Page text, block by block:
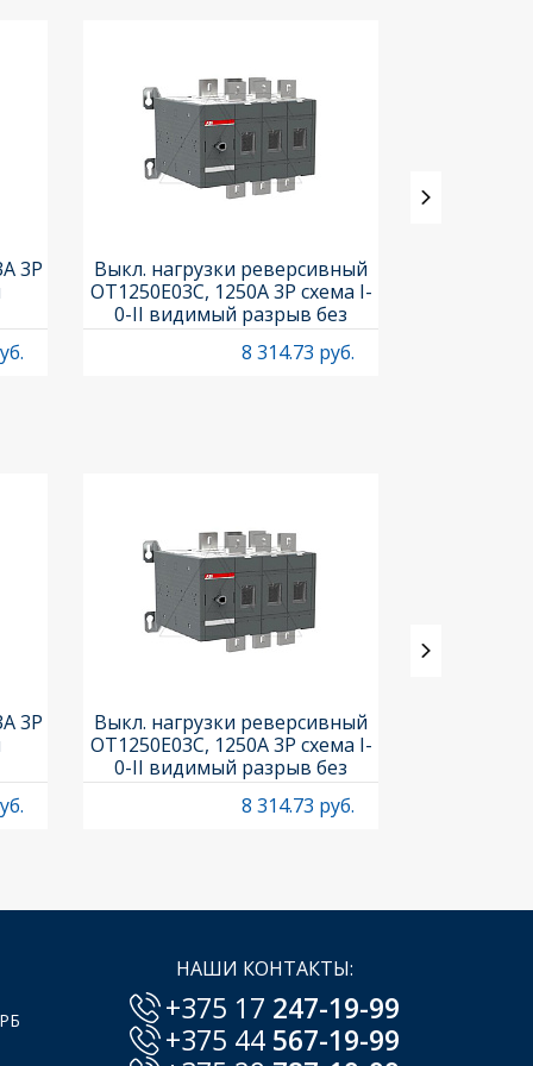
3P
Выкл. нагрузки реверсивный
OT1250E03C, 1250A 3P схема I-
0-II видимый разрыв без
рукоятки
8 314.73 руб.
3P
Выкл. нагрузки реверсивный
OT1250E03C, 1250A 3P схема I-
0-II видимый разрыв без
рукоятки
8 314.73 руб.
НАШИ КОНТАКТЫ:
+375 17 247-19-99
+375 44 567-19-99